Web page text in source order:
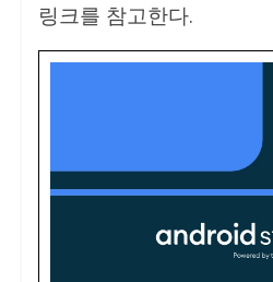
링크를 참고한다.